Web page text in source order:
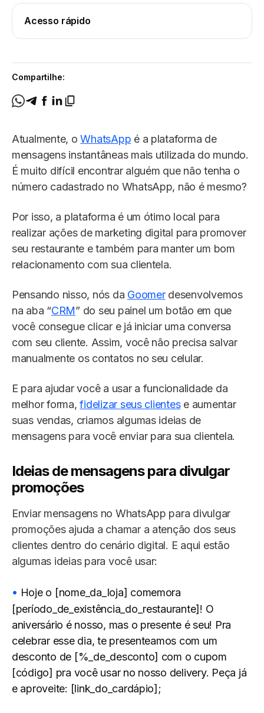
Acesso rápido
Compartilhe:
Atualmente, oWhatsApp é a plataforma de
mensagens instantâneas mais utilizada do mundo.
É muito difícil encontrar alguém que não tenha o
número cadastrado no WhatsApp, não é mesmo?
Por isso, a plataforma é um ótimo local para
realizar ações de marketing digital para promover
seu restaurante e também para manter um bom
relacionamento com sua clientela.
Pensando nisso, nós da Goomerdesenvolvemos
na aba “CRM” do seu painel um botão em que
você consegue clicar e já iniciar uma conversa
com seu cliente. Assim, você não precisa salvar
manualmente os contatos no seu celular.
E para ajudar você a usar a funcionalidade da
melhor forma,fidelizar seus clientese aumentar
suas vendas, criamos algumas ideias de
mensagens para você enviar para sua clientela.
Ideias de mensagens para divulgar
promoções
Enviar mensagens no WhatsApp para divulgar
promoções ajuda a chamar a atenção dos seus
clientes dentro do cenário digital. E aqui estão
algumas ideias para você usar:
Hoje o [nome_da_loja] comemora
[período_de_existência_do_restaurante]! O
aniversário é nosso, mas o presente é seu! Pra
celebrar esse dia, te presenteamos com um
desconto de [%_de_desconto] com o cupom
[código] pra você usar no nosso delivery. Peça já
e aproveite: [link_do_cardápio];